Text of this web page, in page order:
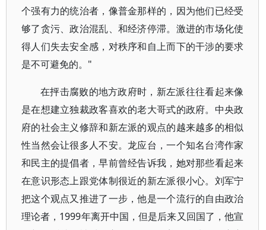
个强有力的统治者，像普金那样的，因为他们已经受
够了贪污、政治混乱、和经济停滞。激进的市场化使
得人们失去安全感，对秩序和自上而下的干涉的要求
是不可避免的。"
在抨击腐败的地方政府时，新左派往往看起来像
是在想建立独裁政客喜欢的老大哥式的政府。中央政
府的社会主义修辞和新左派的观点的越来越多的相似
性当然会让很多人不安。龙应台，一个知名台湾作家
和民主的提倡者，早前曾经告诉我，她对那些看起来
在意识形态上跟党体制很近的新左派很小心。刘军宁
把这个观点又推进了一步，他是一个流行的自由政治
理论者，1999年离开中国，但是后来又回国了，他宣